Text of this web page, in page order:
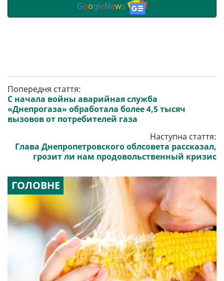
GoogleNews
Попередня стаття:
С начала войны аварийная служба
«Днепрогаза» обработала более 4,5 тысяч
вызовов от потребителей газа
Наступна стаття:
Глава Днепропетровского облсовета рассказал,
грозит ли нам продовольственный кризис
ГОЛОВНЕ